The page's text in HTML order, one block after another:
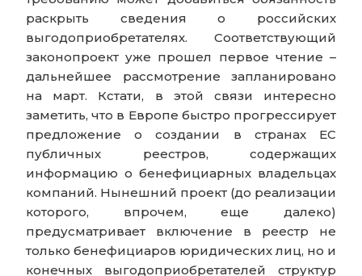
раскрыть сведения о российских
выгодоприобретателях. Соответствующий
законопроект уже прошел первое чтение –
дальнейшее рассмотрение запланировано
на март. Кстати, в этой связи интересно
заметить, что в Европе быстро прогрессирует
предложение о создании в странах ЕС
публичных реестров, содержащих
информацию о бенефициарных владельцах
компаний. Нынешний проект (до реализации
которого, впрочем, еще далеко)
предусматривает включение в реестр не
только бенефициаров юридических лиц, но и
конечных выгодоприобретателей структур